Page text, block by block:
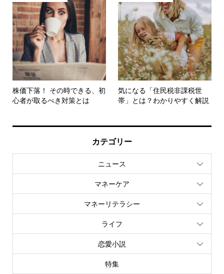
株価下落！ その時できる、初
心者が取るべき対策とは
気になる「住民税非課税世
帯」とは？わかりやすく解説
カテゴリー
ニュース
マネーケア
マネーリテラシー
ライフ
恋愛小説
特集